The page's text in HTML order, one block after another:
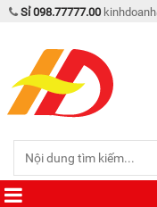
Sỉ 098.77777.00